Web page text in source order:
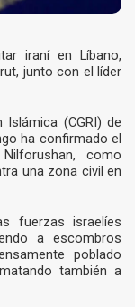
iraní en Líbano,
junto con el líder
Islámica (CGRI) de
ha confirmado el
como
una zona civil en
fuerzas israelíes
a escombros
poblado
también a